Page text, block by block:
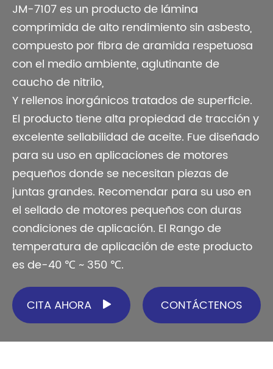
JM-7107 es un producto de lámina
comprimida de alto rendimiento sin asbesto,
compuesto por fibra de aramida respetuosa
con el medio ambiente, aglutinante de
caucho de nitrilo,
Y rellenos inorgánicos tratados de superficie.
El producto tiene alta propiedad de tracción y
excelente sellabilidad de aceite. Fue diseñado
para su uso en aplicaciones de motores
pequeños donde se necesitan piezas de
juntas grandes. Recomendar para su uso en
el sellado de motores pequeños con duras
condiciones de aplicación. El Rango de
temperatura de aplicación de este producto
es de-40 ℃ ~ 350 ℃.
CITA AHORA  CONTÁCTENOS